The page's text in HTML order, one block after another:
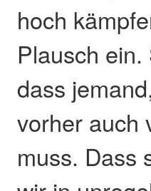
hoch
Plausch
dass
vorher auch
muss. Dass